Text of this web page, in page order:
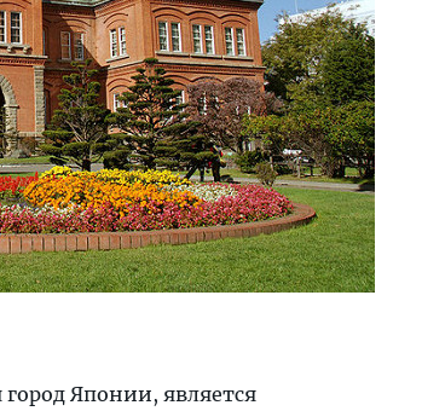
Японии, является